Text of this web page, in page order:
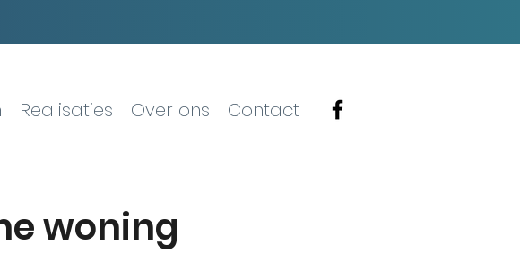
Realisaties Over ons Contact
woning